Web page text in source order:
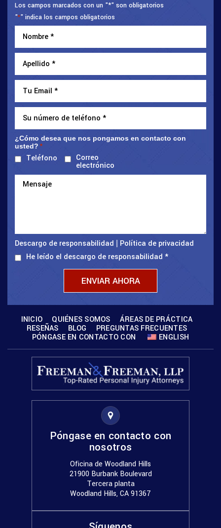
Los campos marcados con un "*" son obligatorios
"*" indica los campos obligatorios
¿Cómo desea que nos pongamos en contacto con
usted? *
Teléfono Correo
electrónico
Descargo de responsabilidad
Política de privacidad
He leído el descargo de responsabilidad *
INICIO QUIÉNES SOMOS
ÁREAS DE PRÁCTICA
RESEÑAS
BLOG
PREGUNTAS FRECUENTES
PÓNGASE EN CONTACTO CON
ENGLISH
Póngase en contacto con
nosotros
Oficina de Woodland Hills
21900 Burbank Boulevard
Tercera planta
Woodland Hills, CA 91367